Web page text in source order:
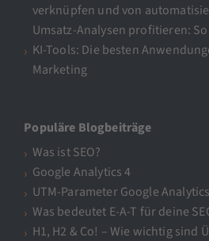
verknüpfen und von
Umsatz-Analysen profitieren: So
KI-Tools: Die besten
Marketing
Populäre Blogbeiträge
Was ist SEO?
Google Analytics 4
UTM-Parameter Google
Was bedeutet E-A-T für deine
H1, H2 & Co! – Wie wichtig sind